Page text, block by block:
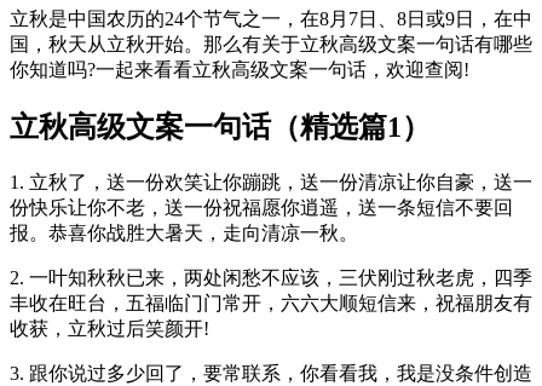
立秋是中国农历的24个节气之一，在8月7日、8日或9日，在中
国，秋天从立秋开始。那么有关于立秋高级文案一句话有哪些
你知道吗?一起来看看立秋高级文案一句话，欢迎查阅!
立秋高级文案一句话（精选篇1）
1. 立秋了，送一份欢笑让你蹦跳，送一份清凉让你自豪，送一
份快乐让你不老，送一份祝福愿你逍遥，送一条短信不要回
报。恭喜你战胜大暑天，走向清凉一秋。
2. 一叶知秋秋已来，两处闲愁不应该，三伏刚过秋老虎，四季
丰收在旺台，五福临门门常开，六六大顺短信来，祝福朋友有
收获，立秋过后笑颜开!
3. 跟你说过多少回了，要常联系，你看看我，我是没条件创造